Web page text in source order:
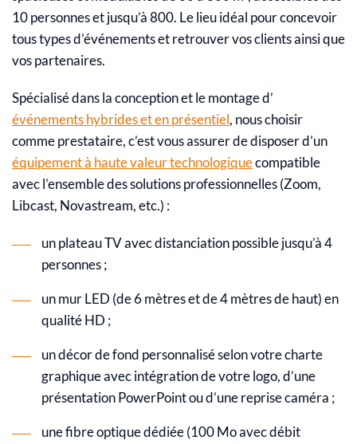
10 personnes et jusqu’à 800. Le lieu idéal pour concevoir
tous types d’événements et retrouver vos clients ainsi que
vos partenaires.
Spécialisé dans la conception et le montage d’
événements hybrides et en présentiel, nous choisir
comme prestataire, c’est vous assurer de disposer d’un
équipement à haute valeur technologiquecompatible
avec l’ensemble des solutions professionnelles (Zoom,
Libcast, Novastream, etc.) :
un plateau TV avec distanciation possible jusqu’à 4
personnes ;
un mur LED (de 6 mètres et de 4 mètres de haut) en
qualité HD ;
un décor de fond personnalisé selon votre charte
graphique avec intégration de votre logo, d’une
présentation PowerPoint ou d’une reprise caméra ;
une fibre optique dédiée (100 Mo avec débit